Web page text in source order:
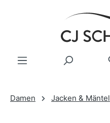
Zum Hauptinhalt springen
Damen Jacken & Mäntel